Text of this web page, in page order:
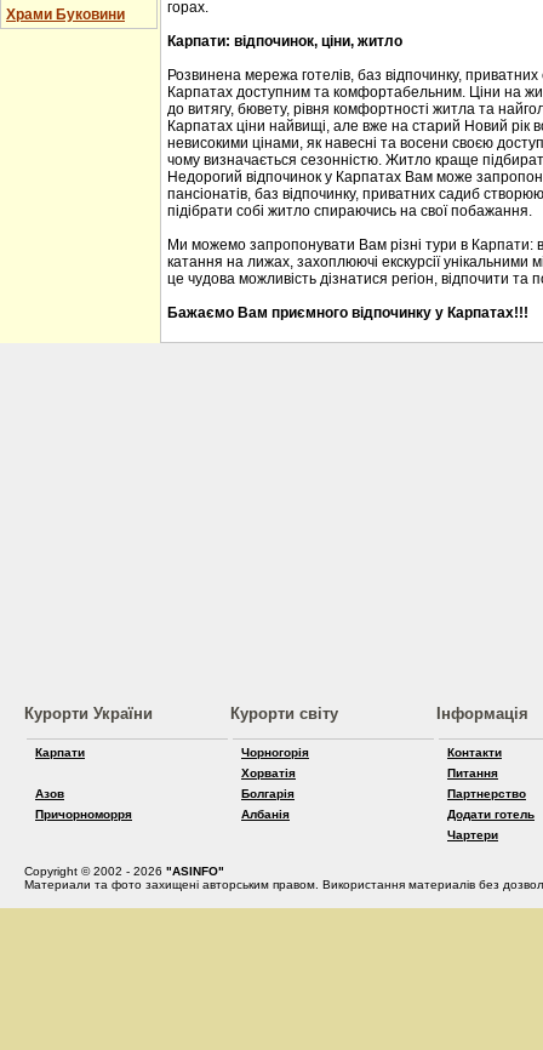
Храми Буковини
горах.
Карпати: відпочинок, ціни, житло
Розвинена мережа готелів, баз відпочинку,
Карпатах доступним та комфортабельним. Ціни на
до витягу, бювету, рівня комфортності житла та
Карпатах ціни найвищі, але вже на старий Новий рік
невисокими цінами, як навесні та восени своєю
чому визначається сезонністю. Житло краще
Недорогий відпочинок у Карпатах Вам може
пансіонатів, баз відпочинку, приватних садиб
підібрати собі житло спираючись на свої побажання.
Ми можемо запропонувати Вам різні тури в Карпати:
катання на лижах, захоплюючі екскурсії
це чудова можливість дізнатися регіон, відпочити та
Бажаємо Вам приємного відпочинку у Карпатах!!!
Курорти України
Карпати
Азов
Причорноморря
Курорти світу
Чорногорія
Хорватія
Болгарія
Албанія
Інформація
Контакти
Питання
Партнерство
Додати готель
Чартери
Copyright © 2002 - 2026 "ASINFO"
Материали та фото захищені авторським правом. Використання материалів без